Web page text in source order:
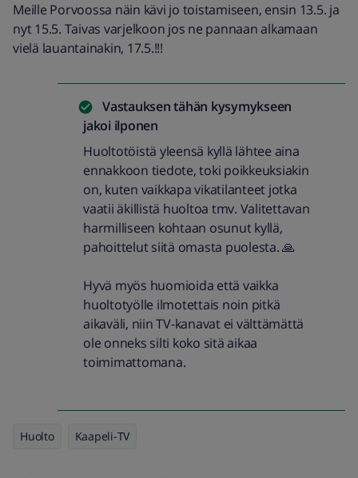
Meille Porvoossa näin kävi jo toistamiseen, ensin 13.5. ja
nyt 15.5. Taivas varjelkoon jos ne pannaan alkamaan
vielä lauantainakin, 17.5.!!!
Vastauksen tähän kysymykseen
jakoi ilponen
Huoltotöistä yleensä kyllä lähtee aina
ennakkoon tiedote, toki poikkeuksiakin
on, kuten vaikkapa vikatilanteet jotka
vaatii äkillistä huoltoa tmv. Valitettavan
harmilliseen kohtaan osunut kyllä,
pahoittelut siitä omasta puolesta. 🙏
Hyvä myös huomioida että vaikka
huoltotyölle ilmotettais noin pitkä
aikaväli, niin TV-kanavat ei välttämättä
ole onneks silti koko sitä aikaa
toimimattomana.
Huolto Kaapeli-TV